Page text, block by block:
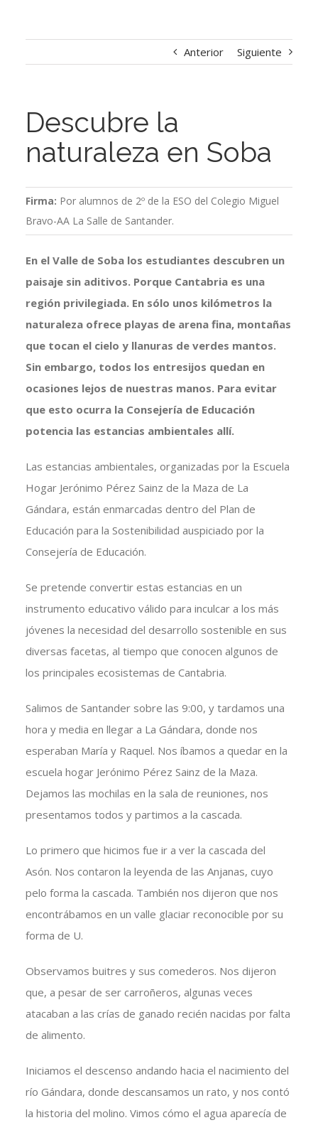
Anterior Siguiente
Descubre la
naturaleza en Soba
Firma: Por alumnos de 2º de la ESO del Colegio Miguel
Bravo-AA La Salle de Santander.
En el Valle de Soba los estudiantes descubren un
paisaje sin aditivos. Porque Cantabria es una
región privilegiada. En sólo unos kilómetros la
naturaleza ofrece playas de arena fina, montañas
que tocan el cielo y llanuras de verdes mantos.
Sin embargo, todos los entresijos quedan en
ocasiones lejos de nuestras manos. Para evitar
que esto ocurra la Consejería de Educación
potencia las estancias ambientales allí.
Las estancias ambientales, organizadas por la Escuela
Hogar Jerónimo Pérez Sainz de la Maza de La
Gándara, están enmarcadas dentro del Plan de
Educación para la Sostenibilidad auspiciado por la
Consejería de Educación.
Se pretende convertir estas estancias en un
instrumento educativo válido para inculcar a los más
jóvenes la necesidad del desarrollo sostenible en sus
diversas facetas, al tiempo que conocen algunos de
los principales ecosistemas de Cantabria.
Salimos de Santander sobre las 9:00, y tardamos una
hora y media en llegar a La Gándara, donde nos
esperaban María y Raquel. Nos íbamos a quedar en la
escuela hogar Jerónimo Pérez Sainz de la Maza.
Dejamos las mochilas en la sala de reuniones, nos
presentamos todos y partimos a la cascada.
Lo primero que hicimos fue ir a ver la cascada del
Asón. Nos contaron la leyenda de las Anjanas, cuyo
pelo forma la cascada. También nos dijeron que nos
encontrábamos en un valle glaciar reconocible por su
forma de U.
Observamos buitres y sus comederos. Nos dijeron
que, a pesar de ser carroñeros, algunas veces
atacaban a las crías de ganado recién nacidas por falta
de alimento.
Iniciamos el descenso andando hacia el nacimiento del
río Gándara, donde descansamos un rato, y nos contó
la historia del molino. Vimos cómo el agua aparecía de